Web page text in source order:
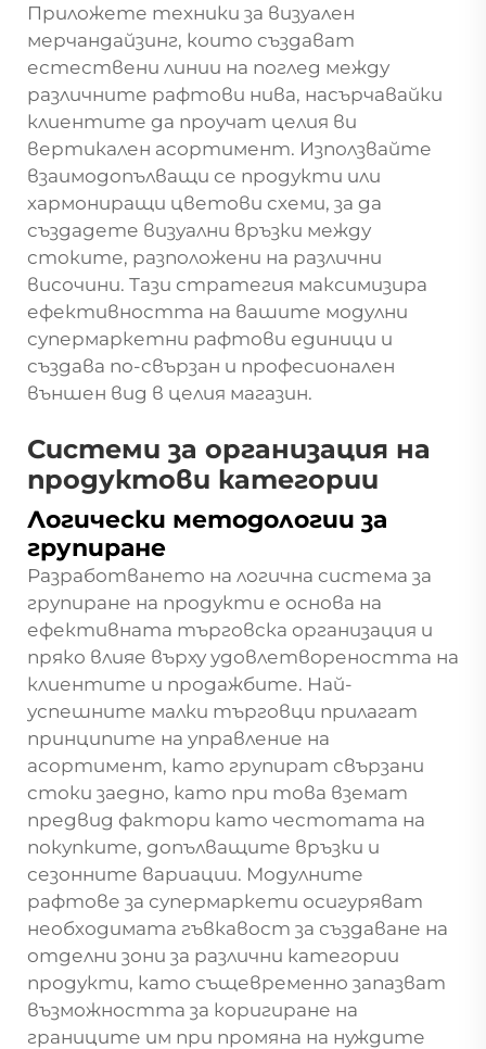
Приложете техники за визуален
мерчандайзинг, които създават
естествени линии на поглед между
различните рафтови нива, насърчавайки
клиентите да проучат целия ви
вертикален асортимент. Използвайте
взаимодопълващи се продукти или
хармониращи цветови схеми, за да
създадете визуални връзки между
стоките, разположени на различни
височини. Тази стратегия максимизира
ефективността на вашите модулни
супермаркетни рафтови единици и
създава по-свързан и професионален
външен вид в целия магазин.
Системи за организация на
продуктови категории
Логически методологии за
групиране
Разработването на логична система за
групиране на продукти е основа на
ефективната търговска организация и
пряко влияе върху удовлетвореността на
клиентите и продажбите. Най-
успешните малки търговци прилагат
принципите на управление на
асортимент, като групират свързани
стоки заедно, като при това вземат
предвид фактори като честотата на
покупките, допълващите връзки и
сезонните вариации. Модулните
рафтове за супермаркети осигуряват
необходимата гъвкавост за създаване на
отделни зони за различни категории
продукти, като същевременно запазват
възможността за коригиране на
границите им при промяна на нуждите